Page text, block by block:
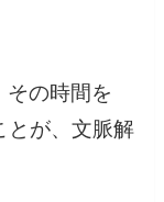
その時間を
とが、文脈解